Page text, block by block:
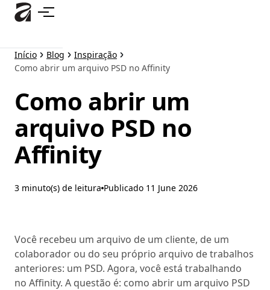
Pular
para
conteúdo
principal
Início Blog
Inspiração
Como abrir um arquivo PSD no Affinity
Como abrir um
arquivo PSD no
Affinity
3 minuto(s) de leitura Publicado 11 June 2026
Você recebeu um arquivo de um cliente, de um
colaborador ou do seu próprio arquivo de trabalhos
anteriores: um PSD. Agora, você está trabalhando
no Affinity. A questão é: como abrir um arquivo PSD